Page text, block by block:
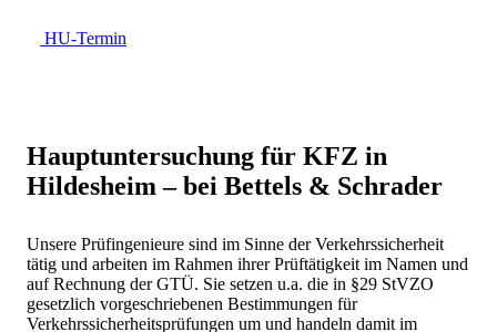
HU-Termin
Hauptuntersuchung für KFZ in
Hildesheim – bei Bettels & Schrader
Unsere Prüfingenieure sind im Sinne der Verkehrssicherheit
tätig und arbeiten im Rahmen ihrer Prüftätigkeit im Namen und
auf Rechnung der GTÜ. Sie setzen u.a. die in §29 StVZO
gesetzlich vorgeschriebenen Bestimmungen für
Verkehrssicherheitsprüfungen um und handeln damit im